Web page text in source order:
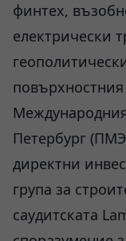
финтех,
електрически
повърхностния
Петербург
директни
група за
саудитската